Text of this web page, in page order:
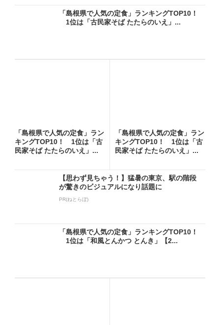
「島根県で人気の定食」ランキングTOP10！
1位は「古民家そば たたらのいえ」...
「島根県で人気の定食」ラン
キングTOP10！ 1位は「古
民家そば たたらのいえ」...
「島根県で人気の定食」ラン
キングTOP10！ 1位は「古
民家そば たたらのいえ」...
【思わず見ちゃう！】猛暑の東京、駅の階段
が驚きのビジュアルになり話題に
PR(ねとらぼ)
「島根県で人気の定食」ランキングTOP10！
1位は「和風とんかつ とんき」【2...